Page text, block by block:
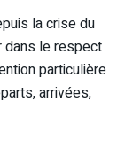
la crise du
dans le respect
particulière
arrivées,